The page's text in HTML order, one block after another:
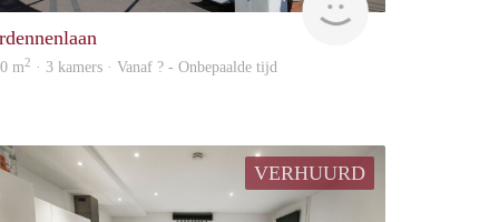
m2 · 3 kamers · Vanaf ? - Onbepaalde tijd
VERHUURD